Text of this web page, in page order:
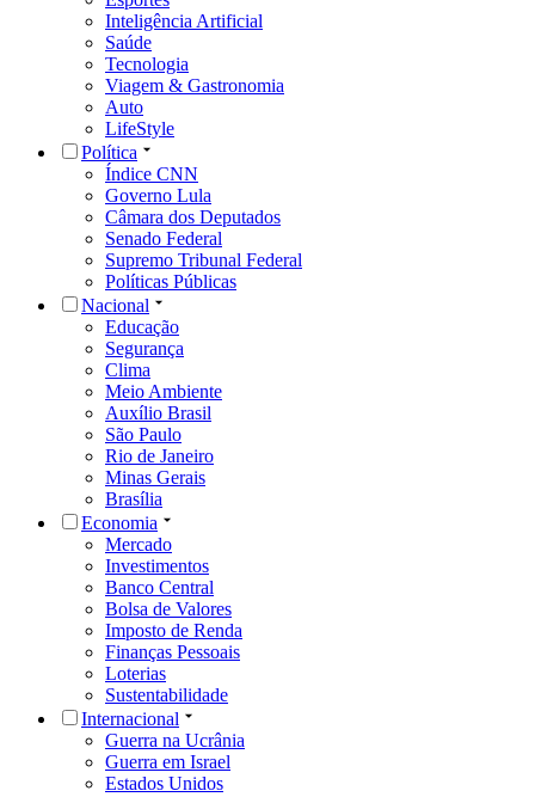
Inteligência Artificial
Saúde
Tecnologia
Viagem & Gastronomia
Auto
LifeStyle
Política
Índice CNN
Governo Lula
Câmara dos Deputados
Senado Federal
Supremo Tribunal Federal
Políticas Públicas
Nacional
Educação
Segurança
Clima
Meio Ambiente
Auxílio Brasil
São Paulo
Rio de Janeiro
Minas Gerais
Brasília
Economia
Mercado
Investimentos
Banco Central
Bolsa de Valores
Imposto de Renda
Finanças Pessoais
Loterias
Sustentabilidade
Internacional
Guerra na Ucrânia
Guerra em Israel
Estados Unidos